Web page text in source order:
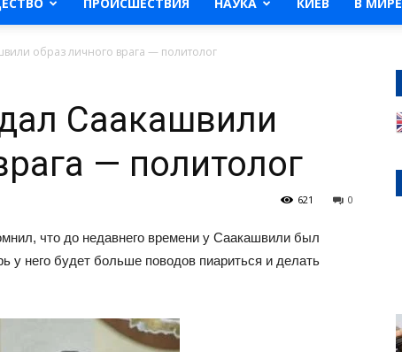
образ личного врага — политолог
Саакашвили
— политолог
0
621
что до недавнего времени у Саакашвили был
у него будет больше поводов пиариться и делать